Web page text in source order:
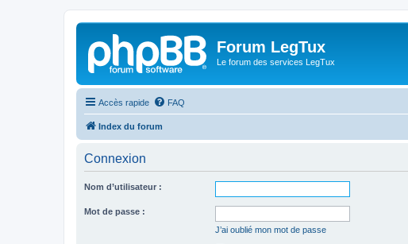
Forum LegTux
Le forum des services LegTux
Accès rapide FAQ
Index du forum
Connexion
Nom d’utilisateur :
Mot de passe :
J’ai oublié mon mot de passe